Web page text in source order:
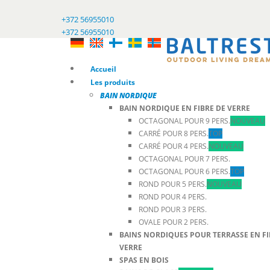
+372 56955010
+372 56955010
Accueil
Les produits
BAIN NORDIQUE
BAIN NORDIQUE EN FIBRE DE VERRE
OCTAGONAL POUR 9 PERS.NOUVEAU
CARRÉ POUR 8 PERS.TOP
CARRÉ POUR 4 PERS.NOUVEAU
OCTAGONAL POUR 7 PERS.
OCTAGONAL POUR 6 PERS.TOP
ROND POUR 5 PERS.NOUVEAU
ROND POUR 4 PERS.
ROND POUR 3 PERS.
OVALE POUR 2 PERS.
BAINS NORDIQUES POUR TERRASSE EN
VERRE
SPAS EN BOIS